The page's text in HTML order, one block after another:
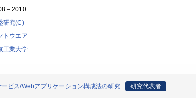
– 2010
研究(C)
トウエア
工業大学
ビス/Webアプリケーション構成法の研究 研究代表者